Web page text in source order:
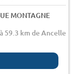
MONTAGNE
59.3 km de Ancelle